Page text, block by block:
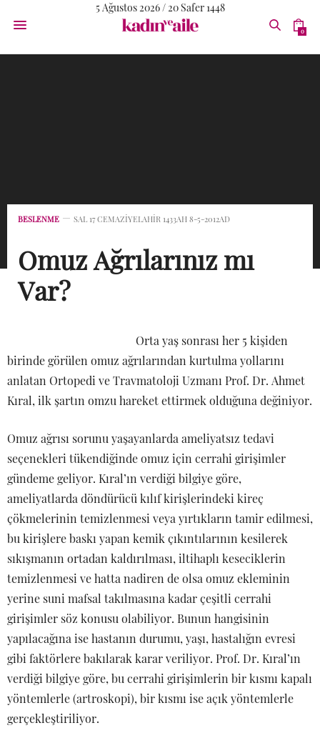
5 Ağustos 2026 / 20 Safer 1448
0
BESLENME SAL 17 CEMAZIYELAHIR 1433AH 8-5-2012AD
Omuz Ağrılarınız mı
Var?
Orta yaş sonrası her 5 kişiden
birinde görülen omuz ağrılarından kurtulma yollarını
anlatan Ortopedi ve Travmatoloji Uzmanı Prof. Dr. Ahmet
Kıral, ilk şartın omzu hareket ettirmek olduğuna değiniyor.
Omuz ağrısı sorunu yaşayanlarda ameliyatsız tedavi
seçenekleri tükendiğinde omuz için cerrahi girişimler
gündeme geliyor. Kıral’ın verdiği bilgiye göre,
ameliyatlarda döndürücü kılıf kirişlerindeki kireç
çökmelerinin temizlenmesi veya yırtıkların tamir edilmesi,
bu kirişlere baskı yapan kemik çıkıntılarının kesilerek
sıkışmanın ortadan kaldırılması, iltihaplı keseciklerin
temizlenmesi ve hatta nadiren de olsa omuz ekleminin
yerine suni mafsal takılmasına kadar çeşitli cerrahi
girişimler söz konusu olabiliyor. Bunun hangisinin
yapılacağına ise hastanın durumu, yaşı, hastalığın evresi
gibi faktörlere bakılarak karar veriliyor. Prof. Dr. Kıral’ın
verdiği bilgiye göre, bu cerrahi girişimlerin bir kısmı kapalı
yöntemlerle (artroskopi), bir kısmı ise açık yöntemlerle
gerçekleştiriliyor.